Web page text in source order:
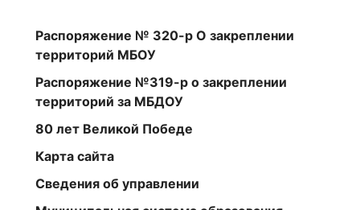
Распоряжение № 320-р О закреплении
территорий МБОУ
Распоряжение №319-р о закреплении
территорий за МБДОУ
80 лет Великой Победе
Карта сайта
Сведения об управлении